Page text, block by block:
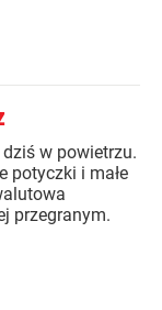
w powietrzu.
potyczki i małe
przegranym.